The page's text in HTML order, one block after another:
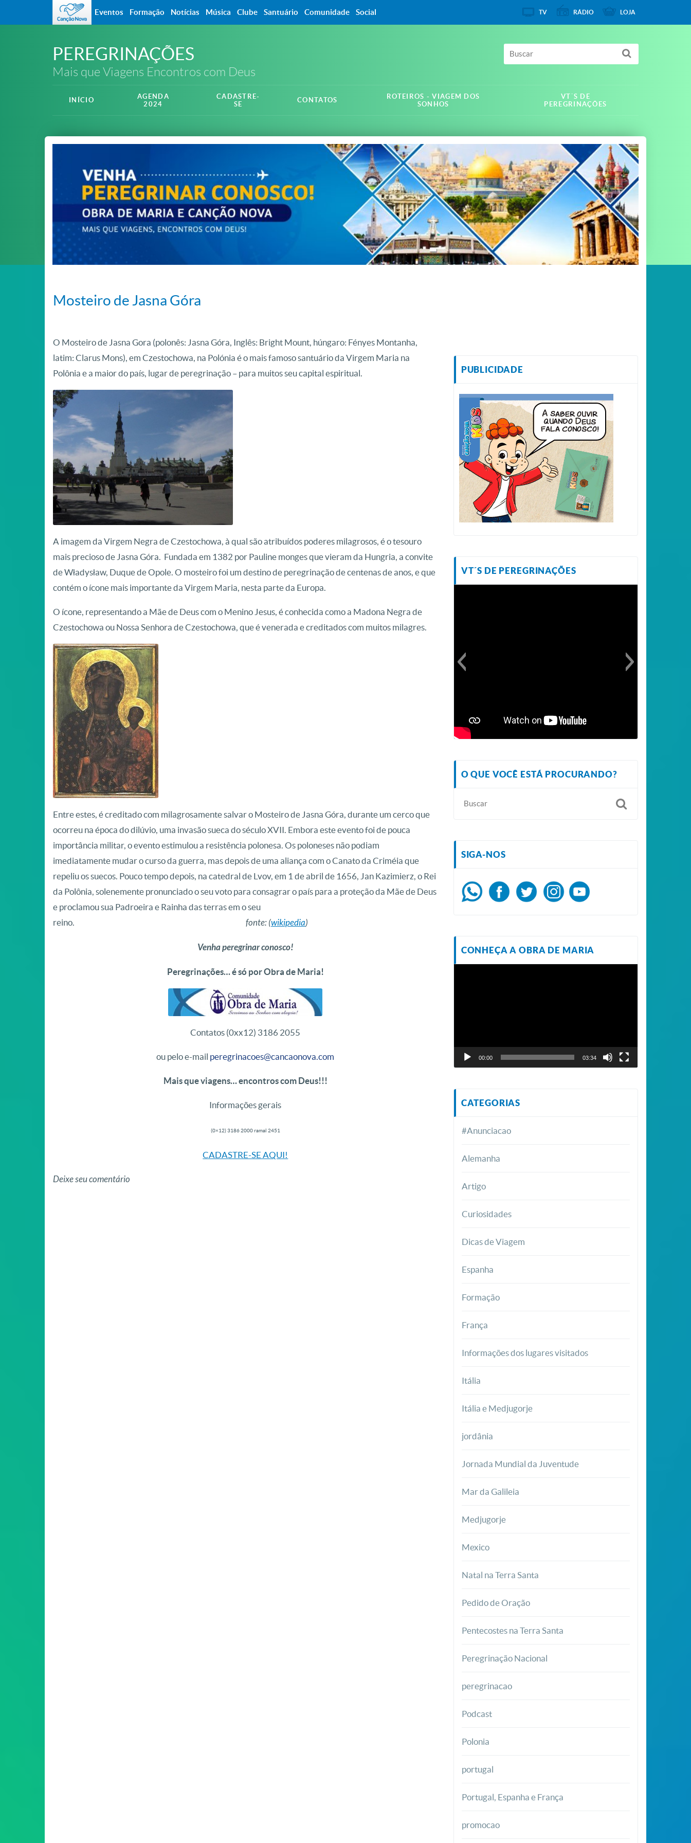
PEREGRINAÇÕES
Mais que Viagens Encontros com Deus
INÍCIO
AGENDA
2024
CADASTRE-
SE
CONTATOS
ROTEIROS - VIAGEM DOS
SONHOS
VT´S DE
PEREGRINAÇÕES
Mosteiro de Jasna Góra
O Mosteiro de Jasna Gora (polonês: Jasna Góra, Inglês: Bright Mount, húngaro: Fényes Montanha,
latim: Clarus Mons), em Czestochowa, na Polónia é o mais famoso santuário da Virgem Maria na
Polônia e a maior do país, lugar de peregrinação – para muitos seu capital espiritual.
A imagem da Virgem Negra de Czestochowa, à qual são atribuídos poderes milagrosos, é o tesouro
mais precioso de Jasna Góra. Fundada em 1382 por Pauline monges que vieram da Hungria, a convite
de Władysław, Duque de Opole. O mosteiro foi um destino de peregrinação de centenas de anos, e que
contém o ícone mais importante da Virgem Maria, nesta parte da Europa.
O ícone, representando a Mãe de Deus com o Menino Jesus, é conhecida como a Madona Negra de
Czestochowa ou Nossa Senhora de Czestochowa, que é venerada e creditados com muitos milagres.
Entre estes, é creditado com milagrosamente salvar o Mosteiro de Jasna Góra, durante um cerco que
ocorreu na época do dilúvio, uma invasão sueca do século XVII. Embora este evento foi de pouca
importância militar, o evento estimulou a resistência polonesa. Os poloneses não podiam
imediatamente mudar o curso da guerra, mas depois de uma aliança com o Canato da Criméia que
repeliu os suecos. Pouco tempo depois, na catedral de Lvov, em 1 de abril de 1656, Jan Kazimierz, o Rei
da Polônia, solenemente pronunciado o seu voto para consagrar o país para a proteção da Mãe de Deus
e proclamou sua Padroeira e Rainha das terras em o seu
reino. fonte: (wikipedia)
Venha peregrinar conosco!
Peregrinações… é só por Obra de Maria!
Contatos (0xx12) 3186 2055
ou pelo e-mail peregrinacoes@cancaonova.com
Mais que viagens… encontros com Deus!!!
Informações gerais
(0×12) 3186 2000 ramal 2451
CADASTRE-SE AQUI!
Deixe seu comentário
PUBLICIDADE
VT´S DE PEREGRINAÇÕES
O QUE VOCÊ ESTÁ PROCURANDO?
SIGA-NOS
CONHEÇA A OBRA DE MARIA
00:00 03:34
CATEGORIAS
#Anunciacao
Alemanha
Artigo
Curiosidades
Dicas de Viagem
Espanha
Formação
França
Informações dos lugares visitados
Itália
Itália e Medjugorje
jordânia
Jornada Mundial da Juventude
Mar da Galileia
Medjugorje
Mexico
Natal na Terra Santa
Pedido de Oração
Pentecostes na Terra Santa
Peregrinação Nacional
peregrinacao
Podcast
Polonia
portugal
Portugal, Espanha e França
promocao
Eventos Formação Notícias Música Clube Santuário Comunidade Social TV RÁDIO LOJA